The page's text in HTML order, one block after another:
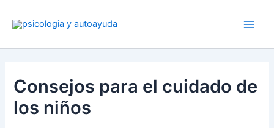
Consejos para el cuidado de
los niños